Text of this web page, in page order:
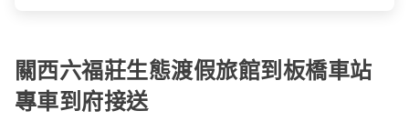
關西六福莊生態渡假旅館到板橋車站
專車到府接送